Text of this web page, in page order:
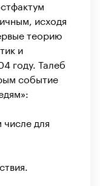
исходя
теорию
и
году. Талеб
событие
для